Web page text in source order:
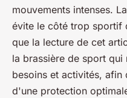
mouvements intenses.
évite le côté trop sportif
que la lecture de cet
la brassière de sport
besoins et activités,
d'une protection